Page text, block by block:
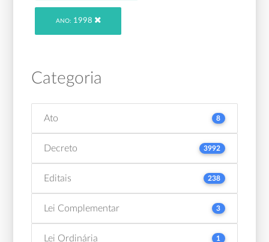
ANO: 1998
Categoria
Ato 8
Decreto 3992
Editais 238
Lei Complementar 3
Lei Ordinária 1